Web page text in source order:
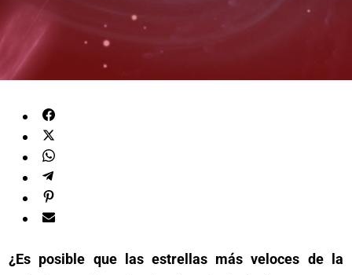
¿Es posible que las estrellas más veloces de la